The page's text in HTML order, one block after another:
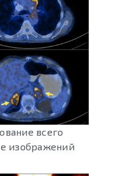
всего
изображений